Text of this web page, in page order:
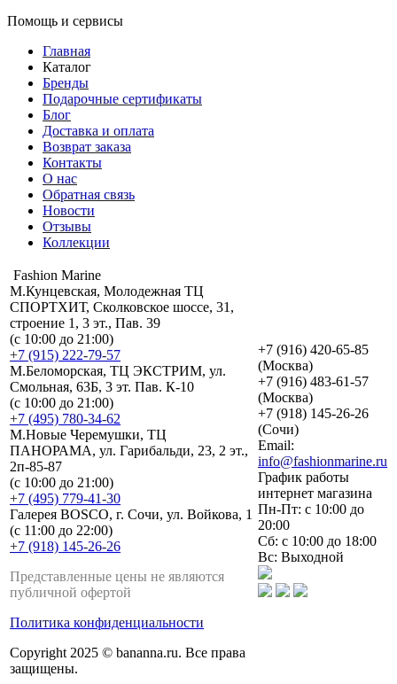
Помощь и сервисы
Главная
Каталог
Бренды
Подарочные сертификаты
Блог
Доставка и оплата
Возврат заказа
Контакты
О нас
Обратная связь
Новости
Отзывы
Коллекции
Fashion Marine
М.Кунцевская, Молодежная ТЦ
СПОРТХИТ, Сколковское шоссе, 31,
строение 1, 3 эт., Пав. 39
(с 10:00 до 21:00)
+7 (915) 222-79-57
М.Беломорская, ТЦ ЭКСТРИМ, ул.
Смольная, 63Б, 3 эт. Пав. К-10
(с 10:00 до 21:00)
+7 (495) 780-34-62
М.Новые Черемушки, ТЦ
ПАНОРАМА, ул. Гарибальди, 23, 2 эт.,
2п-85-87
(с 10:00 до 21:00)
+7 (495) 779-41-30
Галерея BOSCO, г. Сочи, ул. Войкова, 1
(с 11:00 до 22:00)
+7 (918) 145-26-26
Представленные цены не являются
публичной офертой
Политика конфиденциальности
Copyright 2025 © bananna.ru. Все права
защищены.
+7 (916) 420-65-85
(Москва)
+7 (916) 483-61-57
(Москва)
+7 (918) 145-26-26
(Сочи)
Email:
info@fashionmarine.ru
График работы
интернет магазина
Пн-Пт: с 10:00 до
20:00
Сб: с 10:00 до 18:00
Вс: Выходной